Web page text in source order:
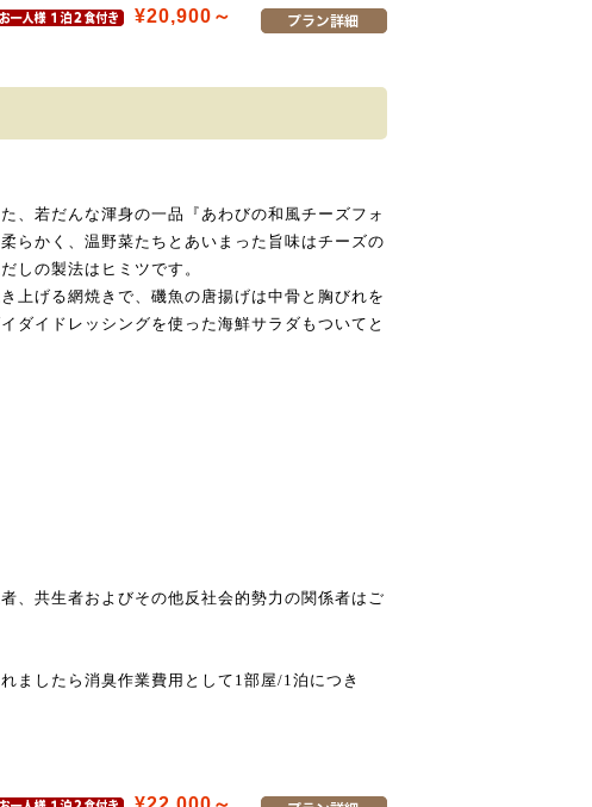
¥20,900～
、若だんな渾身の一品『あわびの和風チーズフォ
らかく、温野菜たちとあいまった旨味はチーズの
しの製法はヒミツです。
上げる網焼きで、磯魚の唐揚げは中骨と胸びれを
ダイドレッシングを使った海鮮サラダもついてと
、共生者およびその他反社会的勢力の関係者はご
ましたら消臭作業費用として1部屋/1泊につき